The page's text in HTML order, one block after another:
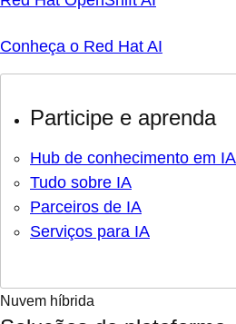
Conheça o Red Hat AI
Participe e aprenda
Hub de conhecimento em IA
Tudo sobre IA
Parceiros de IA
Serviços para IA
Nuvem híbrida